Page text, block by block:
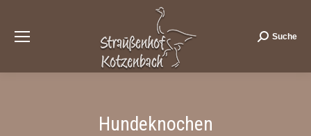
Search:
Suche
Hundeknochen